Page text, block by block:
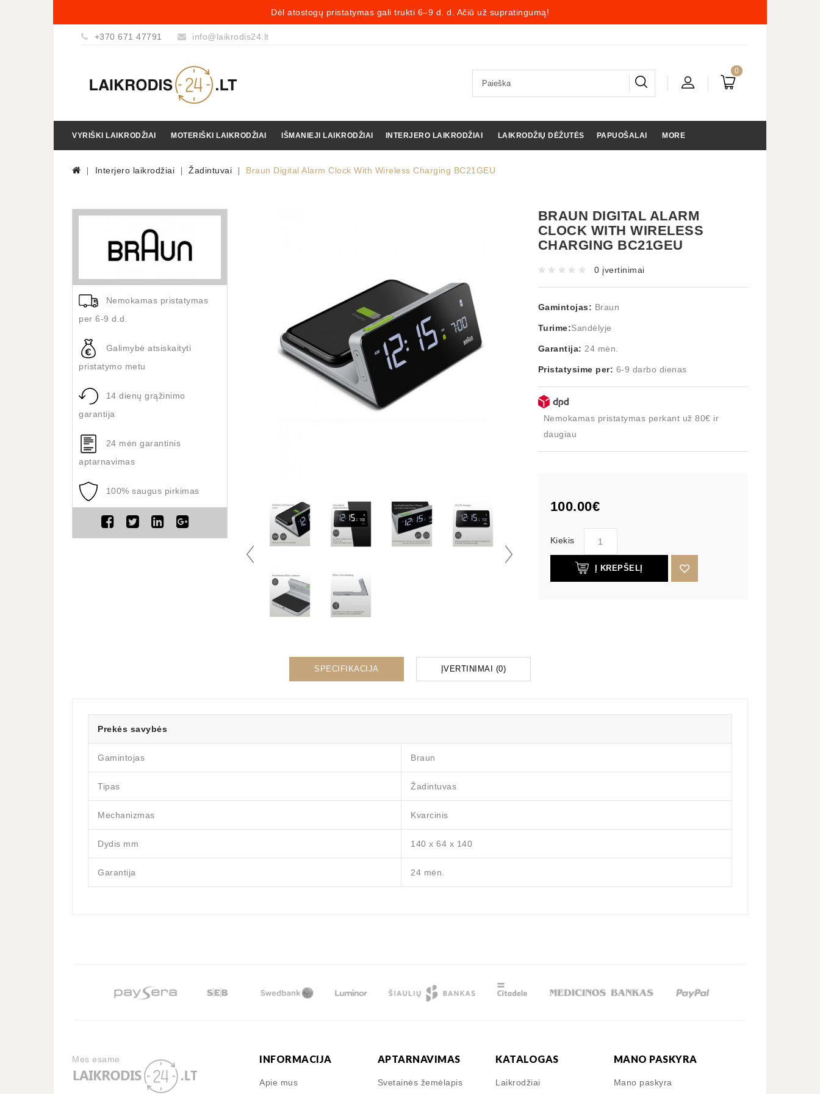
Dėl atostogų pristatymas gali trukti 6–9 d. d. Ačiū už supratingumą!
+370 671 47791 info@laikrodis24.lt
0
VYRIŠKI LAIKRODŽIAI MOTERIŠKI LAIKRODŽIAI IŠMANIEJI LAIKRODŽIAI INTERJERO LAIKRODŽIAI LAIKRODŽIŲ DĖŽUTĖS PAPUOŠALAI MORE
Interjero laikrodžiai Žadintuvai Braun Digital Alarm Clock With Wireless Charging BC21GEU
Nemokamas pristatymas
per 6-9 d.d.
Galimybė atsiskaityti
pristatymo metu
14 dienų grąžinimo
garantija
24 mėn garantinis
aptarnavimas
100% saugus pirkimas
BRAUN DIGITAL ALARM
CLOCK WITH WIRELESS
CHARGING BC21GEU
0 įvertinimai
Gamintojas: Braun
Turime:Sandėlyje
Garantija: 24 mėn.
Pristatysime per: 6-9 darbo dienas
Nemokamas pristatymas perkant už 80€ ir
daugiau
100.00€
Kiekis
Į KREPŠELĮ
SPECIFIKACIJA ĮVERTINIMAI (0)
Prekės savybės
Gamintojas Braun
Tipas Žadintuvas
Mechanizmas Kvarcinis
Dydis mm 140 x 64 x 140
Garantija 24 mėn.
Mes esame INFORMACIJA
Apie mus
APTARNAVIMAS
Svetainės žemėlapis
KATALOGAS
Laikrodžiai
MANO PASKYRA
Mano paskyra